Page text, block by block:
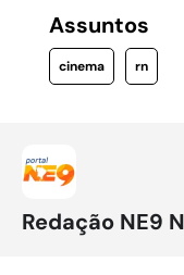
Assuntos
cinema rn
Redação NE9